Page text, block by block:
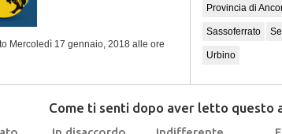
Mercoledì 17 gennaio, 2018 alle ore
Provincia di
Sassoferrato
Urbino
Come ti senti dopo aver letto questo